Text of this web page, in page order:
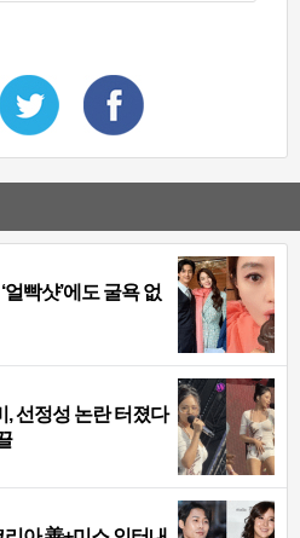
빡샷’에도 굴욕 없
선정성 논란 터졌다